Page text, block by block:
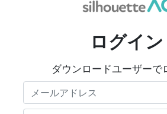
ログイン
ダウンロードユーザーで